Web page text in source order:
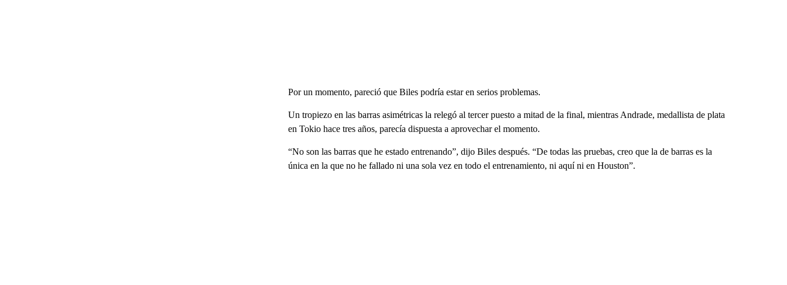
Por un momento, pareció que Biles podría estar en serios problemas.
Un tropiezo en las barras asimétricas la relegó al tercer puesto a mitad de la final, mientras Andrade, medallista de plata
en Tokio hace tres años, parecía dispuesta a aprovechar el momento.
“No son las barras que he estado entrenando”, dijo Biles después. “De todas las pruebas, creo que la de barras es la
única en la que no he fallado ni una sola vez en todo el entrenamiento, ni aquí ni en Houston”.